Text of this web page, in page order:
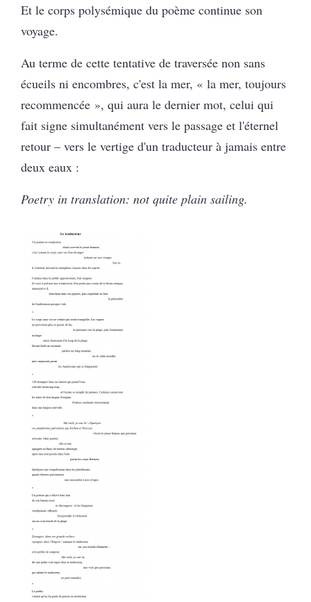
Et le corps polysémique du poème continue son
voyage.
Au terme de cette tentative de traversée non sans
écueils ni encombres, c'est la mer, « la mer, toujours
recommencée », qui aura le dernier mot, celui qui
fait signe simultanément vers le passage et l'éternel
retour – vers le vertige d'un traducteur à jamais entre
deux eaux :
Poetry in translation: not quite plain sailing.